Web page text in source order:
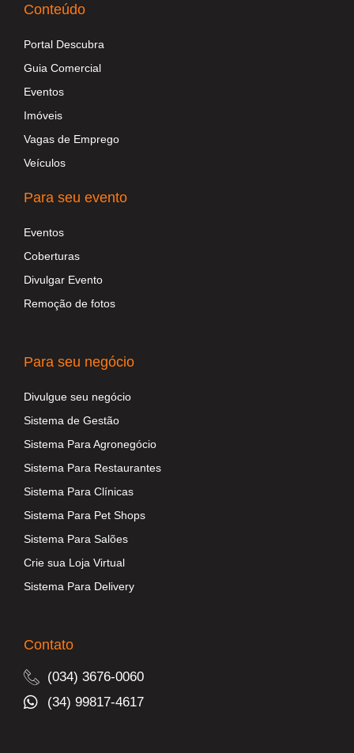
Conteúdo
Portal Descubra
Guia Comercial
Eventos
Imóveis
Vagas de Emprego
Veículos
Para seu evento
Eventos
Coberturas
Divulgar Evento
Remoção de fotos
Para seu negócio
Divulgue seu negócio
Sistema de Gestão
Sistema Para Agronegócio
Sistema Para Restaurantes
Sistema Para Clínicas
Sistema Para Pet Shops
Sistema Para Salões
Crie sua Loja Virtual
Sistema Para Delivery
Contato
(034) 3676-0060
(34) 99817-4617